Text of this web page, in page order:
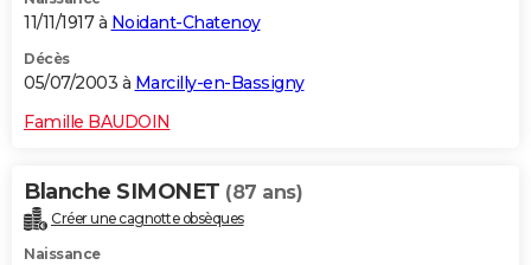
11/11/1917 à Noidant-Chatenoy
Décès
05/07/2003 à Marcilly-en-Bassigny
Famille BAUDOIN
Blanche SIMONET (87 ans)
Créer une cagnotte obsèques
Naissance